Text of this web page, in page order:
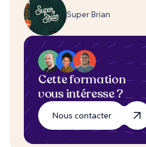
Super Brian
Cette formation
vous intéresse ?
Nous contacter